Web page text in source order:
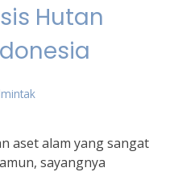
Hutan
aset alam yang sangat
sayangnya